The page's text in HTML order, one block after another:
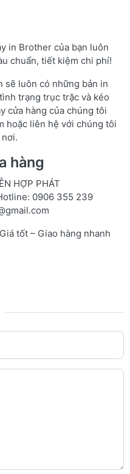
in Brother của bạn luôn
chuẩn, tiết kiệm chi phí!
sẽ luôn có những bản in
trạng trục trặc và kéo
cửa hàng của chúng tôi
hoặc liên hệ với chúng tôi
hàng
HỢP PHÁT
0906 355 239
tốt – Giao hàng nhanh